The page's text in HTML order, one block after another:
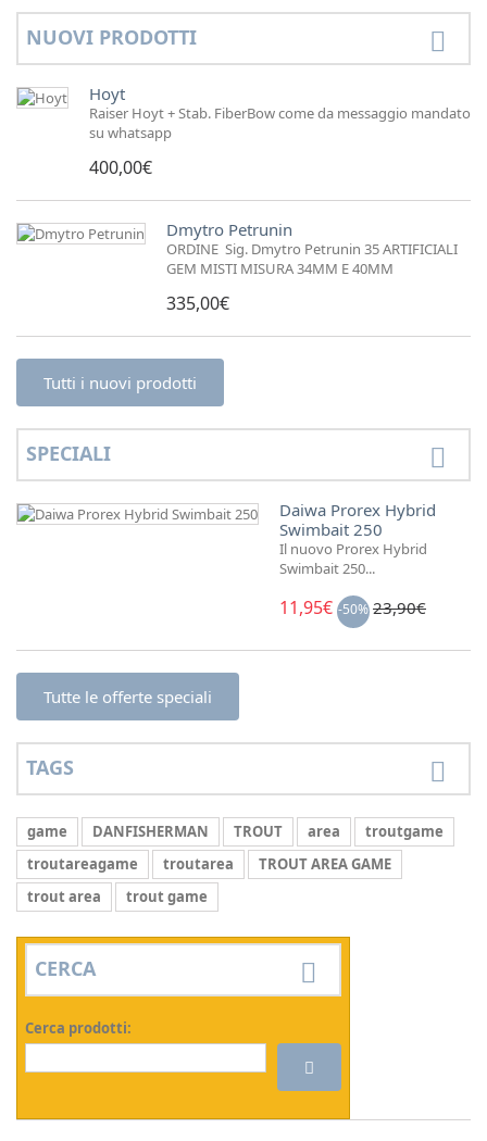
NUOVI PRODOTTI
Hoyt
Raiser Hoyt + Stab. FiberBow come da messaggio mandato
su whatsapp
400,00€
Dmytro Petrunin
ORDINE Sig. Dmytro Petrunin 35 ARTIFICIALI
GEM MISTI MISURA 34MM E 40MM
335,00€
Tutti i nuovi prodotti
SPECIALI
Daiwa Prorex Hybrid
Swimbait 250
Il nuovo Prorex Hybrid
Swimbait 250...
11,95€ -50% 23,90€
Tutte le offerte speciali
TAGS
game DANFISHERMAN TROUT area
troutgame
troutareagame
troutarea
TROUT AREA GAME
trout area
trout game
CERCA
Cerca prodotti: